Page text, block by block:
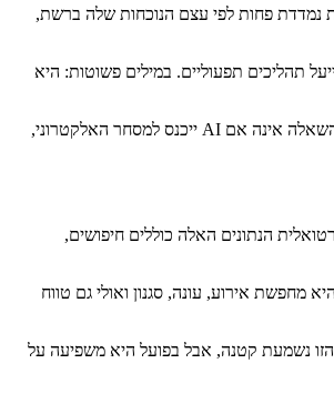
נמדדת פחות לפי עצם הנוכחות שלה ברשת,
תהליכים תפעוליים. במילים פשוטות: היא
עבור עסקים שפועלים בשוק תחרותי, ובעיקר עבור מי ששוקל הקמת חנות וירטואלית או שדרוג של חנות קיימת, זו כבר לא תוספת נחמדה. זה כיוון ההתפתחות של התחום כולו. השאלה אינה אם AI ייכנס למסחר האלקטרוני,
הנתונים האלה כוללים חיפושים,
אירוע, עונה, סגנון ואולי גם טווח
הזו נשמעת קטנה, אבל בפועל היא משפיעה על